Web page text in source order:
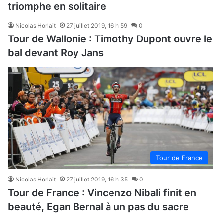
triomphe en solitaire
Nicolas Horlait 27 juillet 2019, 16 h 59 0
Tour de Wallonie : Timothy Dupont ouvre le
bal devant Roy Jans
Tour de France
Nicolas Horlait 27 juillet 2019, 16 h 35 0
Tour de France : Vincenzo Nibali finit en
beauté, Egan Bernal à un pas du sacre